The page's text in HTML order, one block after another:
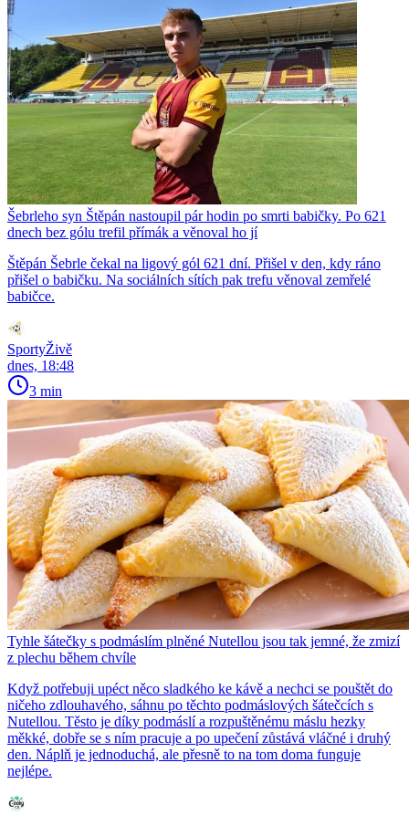
Šebrleho syn Štěpán nastoupil pár hodin po smrti babičky. Po 621
dnech bez gólu trefil přímák a věnoval ho jí
Štěpán Šebrle čekal na ligový gól 621 dní. Přišel v den, kdy ráno
přišel o babičku. Na sociálních sítích pak trefu věnoval zemřelé
babičce.
SportyŽivě
dnes, 18:48
3 min
Tyhle šátečky s podmáslím plněné Nutellou jsou tak jemné, že zmizí
z plechu během chvíle
Když potřebuji upéct něco sladkého ke kávě a nechci se pouštět do
ničeho zdlouhavého, sáhnu po těchto podmáslových šátečcích s
Nutellou. Těsto je díky podmáslí a rozpuštěnému máslu hezky
měkké, dobře se s ním pracuje a po upečení zůstává vláčné i druhý
den. Náplň je jednoduchá, ale přesně to na tom doma funguje
nejlépe.